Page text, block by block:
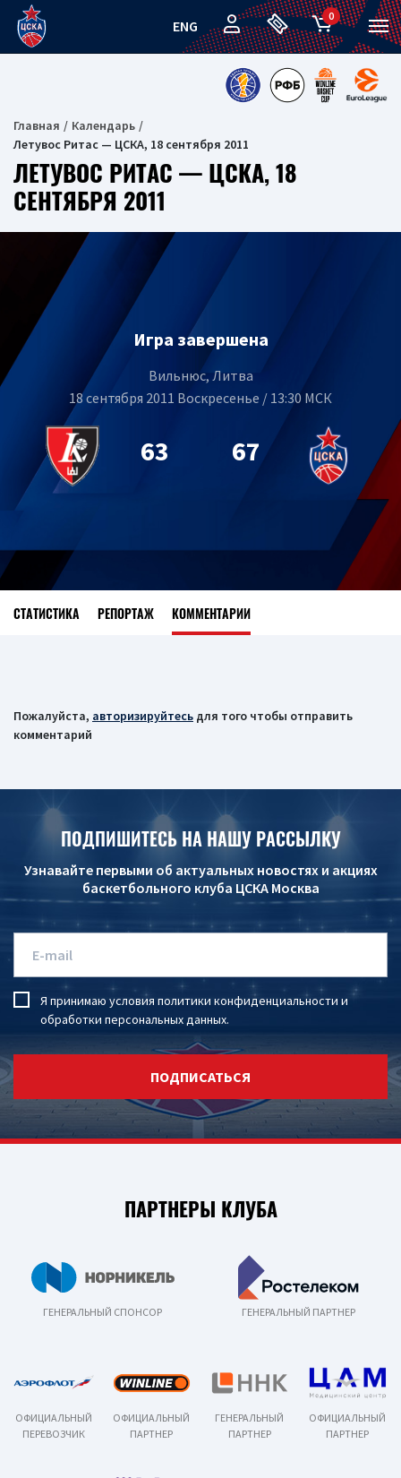
ENG
0
Главная
Календарь
Летувос Ритас — ЦСКА, 18 сентября 2011
ЛЕТУВОС РИТАС — ЦСКА, 18
СЕНТЯБРЯ 2011
Игра завершена
Вильнюс, Литва
18 сентября 2011 Воскресенье / 13:30 МСК
63 67
СТАТИСТИКА РЕПОРТАЖ КОММЕНТАРИИ
Пожалуйста, авторизируйтесь для того чтобы отправить
комментарий
ПОДПИШИТЕСЬ НА НАШУ РАССЫЛКУ
Узнавайте первыми об актуальных новостях и акциях
баскетбольного клуба ЦСКА Москва
Я принимаю условия политики конфиденциальности и
обработки персональных данных.
ПОДПИСАТЬСЯ
ПАРТНЕРЫ КЛУБА
ГЕНЕРАЛЬНЫЙ СПОНСОР ГЕНЕРАЛЬНЫЙ ПАРТНЕР
ОФИЦИАЛЬНЫЙ
ПЕРЕВОЗЧИК
ОФИЦИАЛЬНЫЙ
ПАРТНЕР
ГЕНЕРАЛЬНЫЙ
ПАРТНЕР
ОФИЦИАЛЬНЫЙ
ПАРТНЕР